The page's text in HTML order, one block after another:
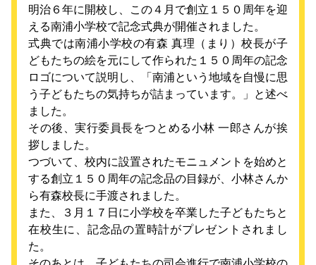
明治６年に開校し、この４月で創立１５０周年を迎
える南浦小学校で記念式典が開催されました。
式典では南浦小学校の有森 真理（まり）校長が子
どもたちの絵を元にして作られた１５０周年の記念
ロゴについて説明し、「南浦という地域を自慢に思
う子どもたちの気持ちが詰まっています。」と述べ
ました。
その後、実行委員長をつとめる小林 一郎さんが挨
拶しました。
つづいて、校内に設置されたモニュメントを始めと
する創立１５０周年の記念品の目録が、小林さんか
ら有森校長に手渡されました。
また、３月１７日に小学校を卒業した子どもたちと
在校生に、記念品の置時計がプレゼントされまし
た。